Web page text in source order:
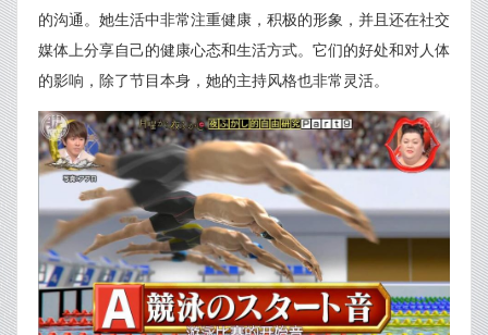
的沟通。她生活中非常注重健康，积极的形象，并且还在社交
媒体上分享自己的健康心态和生活方式。它们的好处和对人体
的影响，除了节目本身，她的主持风格也非常灵活。